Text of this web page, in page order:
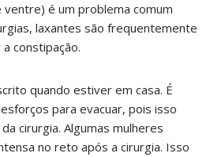
ventre) é um problema comum
laxantes são frequentemente
constipação.
quando estiver em casa. É
para evacuar, pois isso
cirurgia. Algumas mulheres
no reto após a cirurgia. Isso